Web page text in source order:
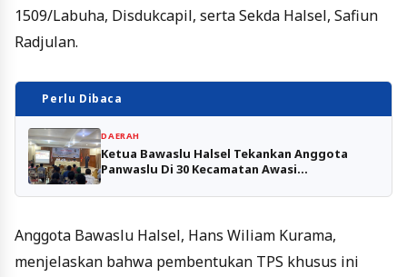
1509/Labuha, Disdukcapil, serta Sekda Halsel, Safiun
Radjulan.
Perlu Dibaca
DAERAH
Ketua Bawaslu Halsel Tekankan Anggota
Panwaslu Di 30 Kecamatan Awasi
Anggota Bawaslu Halsel, Hans Wiliam Kurama,
menjelaskan bahwa pembentukan TPS khusus ini